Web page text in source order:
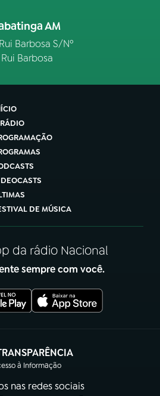
AM
Barbosa S/Nº
Rui Barbosa
DE MÚSICA
da rádio Nacional
sempre com você.
à Informação
(abre em nova aba)
nas redes sociais